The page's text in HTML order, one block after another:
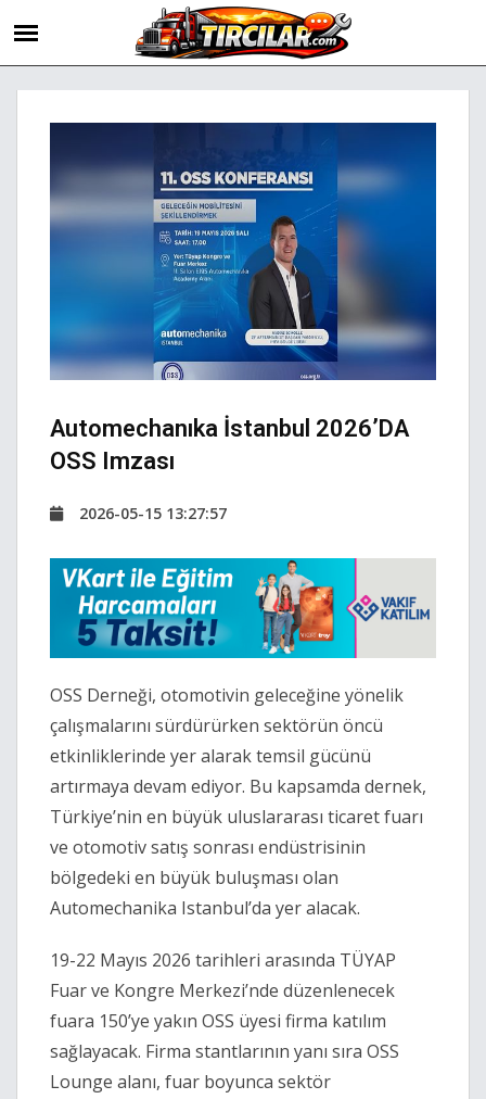
Automechanıka İstanbul 2026’DA
OSS Imzası
2026-05-15 13:27:57
OSS Derneği, otomotivin geleceğine yönelik
çalışmalarını sürdürürken sektörün öncü
etkinliklerinde yer alarak temsil gücünü
artırmaya devam ediyor. Bu kapsamda dernek,
Türkiye’nin en büyük uluslararası ticaret fuarı
ve otomotiv satış sonrası endüstrisinin
bölgedeki en büyük buluşması olan
Automechanika Istanbul’da yer alacak.
19-22 Mayıs 2026 tarihleri arasında TÜYAP
Fuar ve Kongre Merkezi’nde düzenlenecek
fuara 150’ye yakın OSS üyesi firma katılım
sağlayacak. Firma stantlarının yanı sıra OSS
Lounge alanı, fuar boyunca sektör